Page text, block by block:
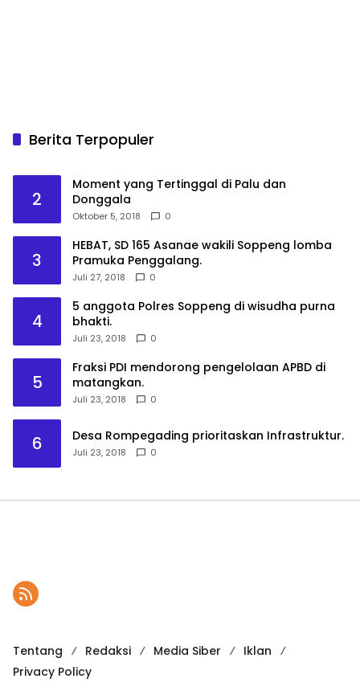
Berita Terpopuler
2
Moment yang Tertinggal di Palu dan
Donggala
Oktober 5, 2018 0
3
HEBAT, SD 165 Asanae wakili Soppeng lomba
Pramuka Penggalang.
Juli 27, 2018 0
4
5 anggota Polres Soppeng di wisudha purna
bhakti.
Juli 23, 2018 0
5
Fraksi PDI mendorong pengelolaan APBD di
matangkan.
Juli 23, 2018 0
6 Desa Rompegading prioritaskan Infrastruktur.
Juli 23, 2018 0
Tentang Redaksi Media Siber
Iklan
Privacy Policy